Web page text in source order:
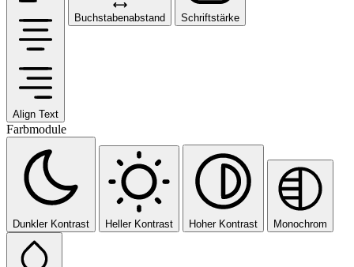
Align Text
Buchstabenabstand Schriftstärke
Farbmodule
Dunkler Kontrast Heller Kontrast Hoher Kontrast Monochrom